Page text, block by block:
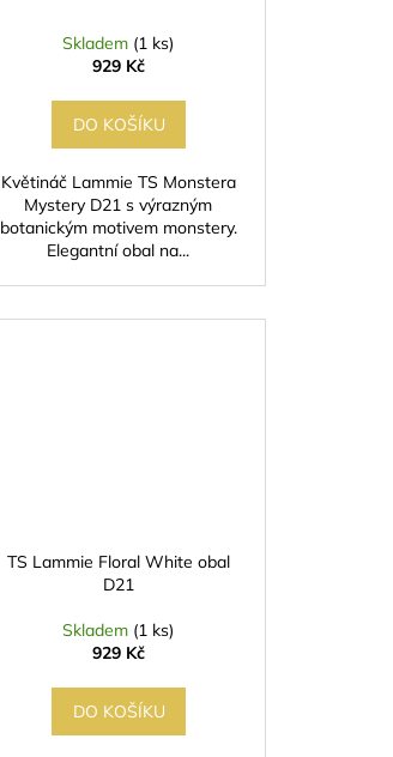
Skladem (1 ks)
929 Kč
DO KOŠÍKU
Květináč Lammie TS Monstera
Mystery D21 s výrazným
botanickým motivem monstery.
Elegantní obal na...
TS Lammie Floral White obal
D21
Skladem (1 ks)
929 Kč
DO KOŠÍKU